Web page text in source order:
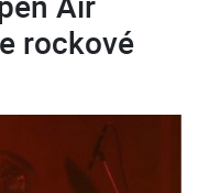
rockové